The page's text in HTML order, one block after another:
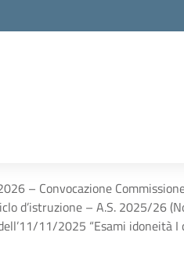
– Convocazione
d’istruzione – A.S. 2025/26
11/2025 “Esami idoneità I